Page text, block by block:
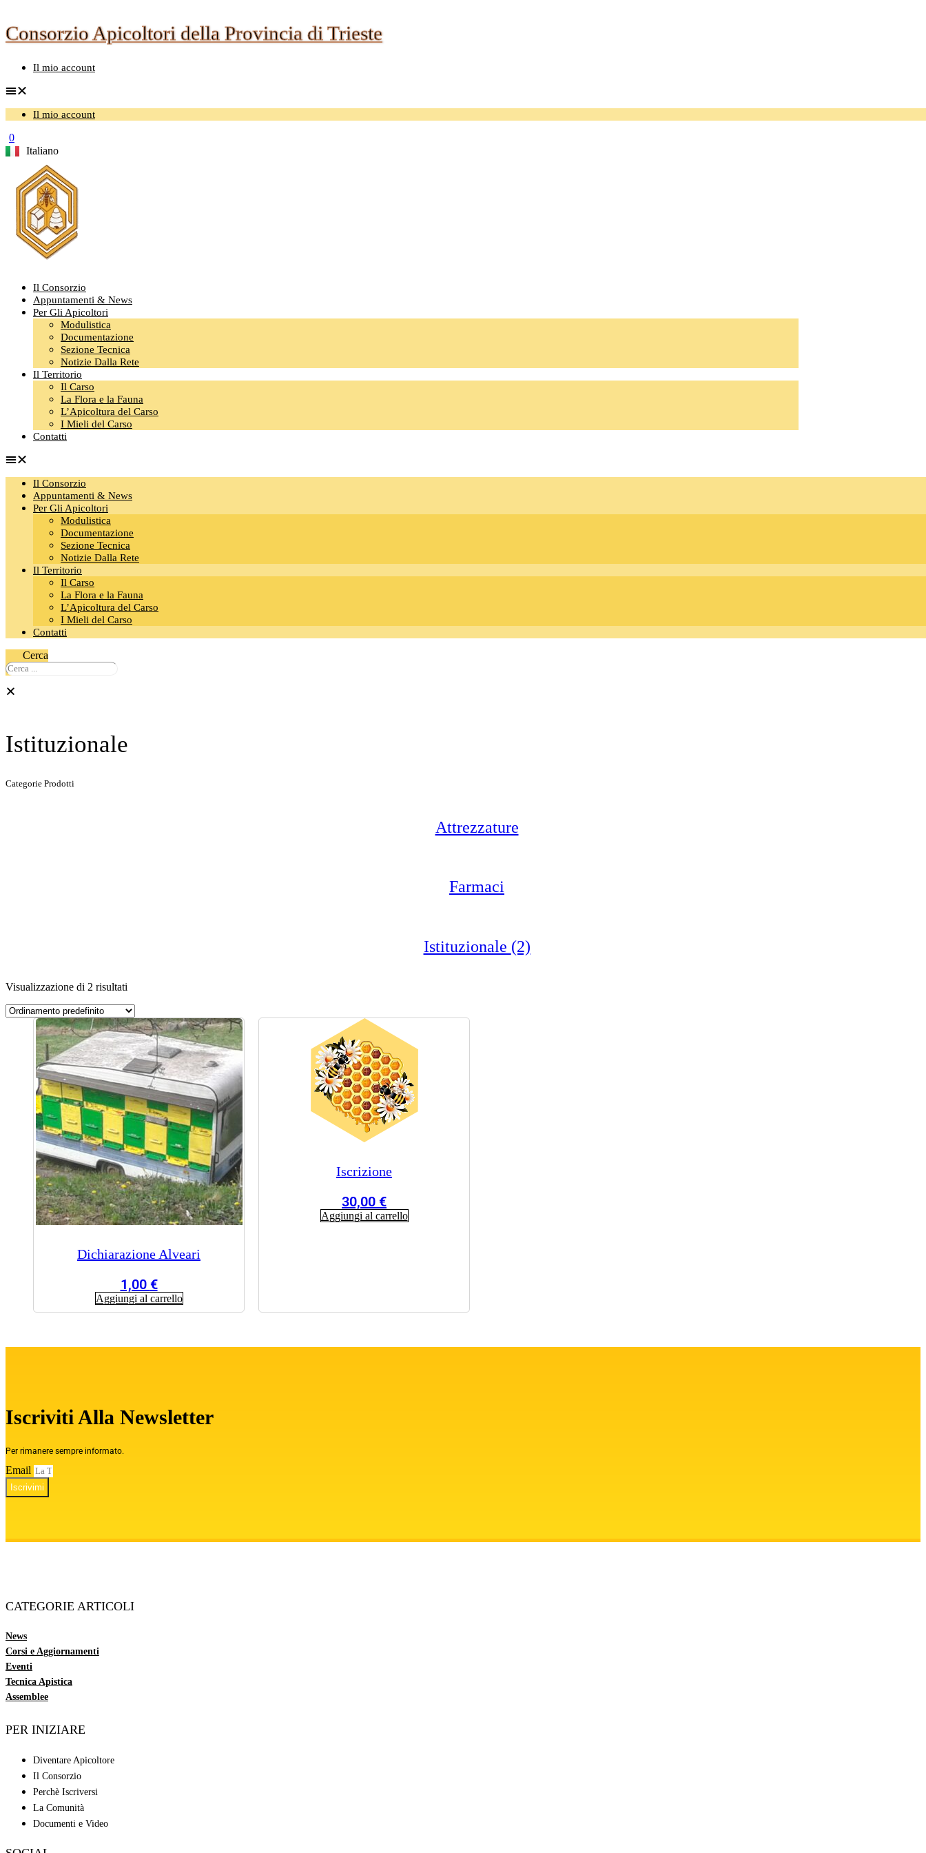
contenuto
Consorzio Apicoltori della Provincia di Trieste
Il mio account
Il mio account
0
Italiano
Slovenščina
Il Consorzio
Appuntamenti & News
Per Gli Apicoltori
Modulistica
Documentazione
Sezione Tecnica
Notizie Dalla Rete
Il Territorio
Il Carso
La Flora e la Fauna
L’Apicoltura del Carso
I Mieli del Carso
Contatti
Il Consorzio
Appuntamenti & News
Per Gli Apicoltori
Modulistica
Documentazione
Sezione Tecnica
Notizie Dalla Rete
Il Territorio
Il Carso
La Flora e la Fauna
L’Apicoltura del Carso
I Mieli del Carso
Contatti
Cerca
Istituzionale
Categorie Prodotti
Attrezzature
Farmaci
Istituzionale (2)
Visualizzazione di 2 risultati
Dichiarazione Alveari
1,00 €
Aggiungi al carrello
Iscrizione
30,00 €
Aggiungi al carrello
Iscriviti Alla Newsletter
Per rimanere sempre informato.
Email
Iscrivimi
CATEGORIE ARTICOLI
News
Corsi e Aggiornamenti
Eventi
Tecnica Apistica
Assemblee
PER INIZIARE
Diventare Apicoltore
Il Consorzio
Perchè Iscriversi
La Comunità
Documenti e Video